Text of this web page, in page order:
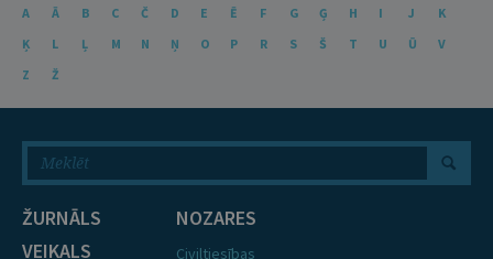
A Ā B C Č D E Ē F G Ģ H I J
K
Ķ
L Ļ M N Ņ O P R S Š T U Ū
V
Z
Ž
ŽURNĀLS
VEIKALS
NOZARES
Civiltiesības